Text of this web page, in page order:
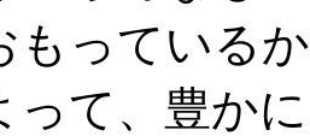
もっている
って、豊か